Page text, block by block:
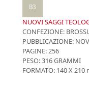
B3
NUOVI SAGGI
CONFEZIONE:
PUBBLICAZIONE:
PAGINE: 256
PESO: 316 GRAMMI
FORMATO: 140 X 210